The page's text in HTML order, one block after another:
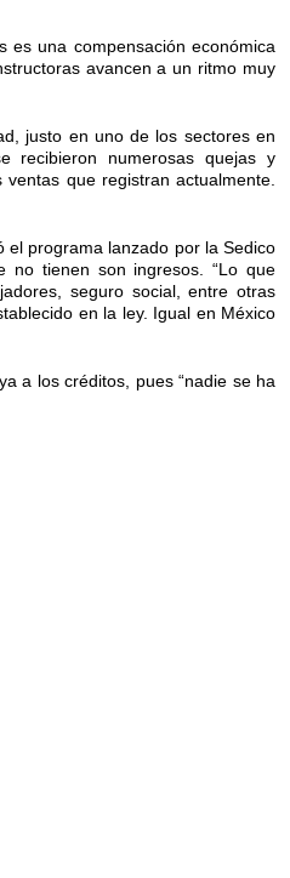
es una compensación económica
avancen a un ritmo muy
justo en uno de los sectores en
recibieron numerosas quejas y
que registran actualmente.
el programa lanzado por la Sedico
no tienen son ingresos. “Lo que
seguro social, entre otras
en la ley. Igual en México
a los créditos, pues “nadie se ha